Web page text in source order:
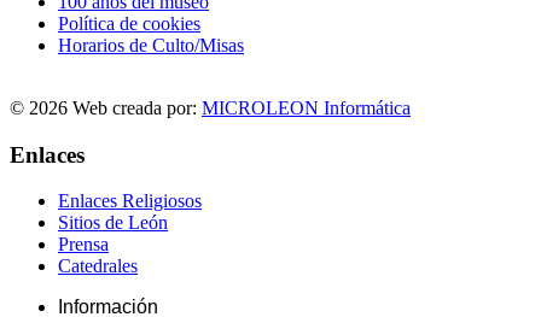
Política de cookies
Horarios de Culto/Misas
© 2026 Web creada por: MICROLEON Informática
Enlaces
Enlaces Religiosos
Sitios de León
Prensa
Catedrales
Información